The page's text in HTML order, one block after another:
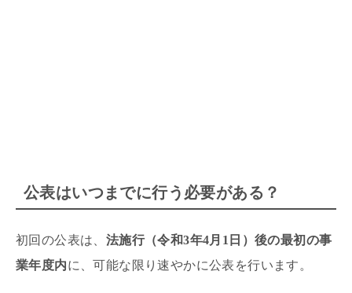
公表はいつまでに行う必要がある？
初回の公表は、 法施行（令和3年4月1日）後の最初の事
業年度内に、可能な限り速やかに公表を行います。